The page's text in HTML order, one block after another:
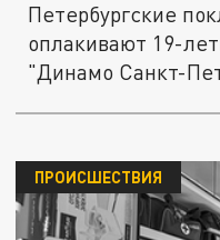
Петербургские
оплакивают 19-
"Динамо Санкт-
ПРОИСШЕСТВИЯ